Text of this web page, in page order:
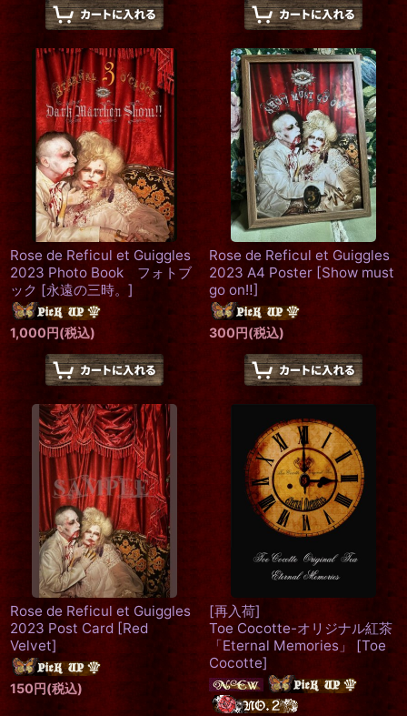
Rose de Reficul et Guiggles
2023 Photo Book フォトブ
ック [永遠の三時。 ]
1,000円(税込)
Rose de Reficul et Guiggles
2023 A4 Poster [Show must
go on‼]
300円(税込)
Rose de Reficul et Guiggles
2023 Post Card [Red
Velvet]
150円(税込)
[再入荷]
Toe Cocotte-オリジナル紅茶
「Eternal Memories」
[Toe
Cocotte]